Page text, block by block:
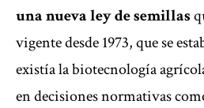
una nueva ley de semillas
vigente desde 1973, que se
existía la biotecnología
en decisiones normativas